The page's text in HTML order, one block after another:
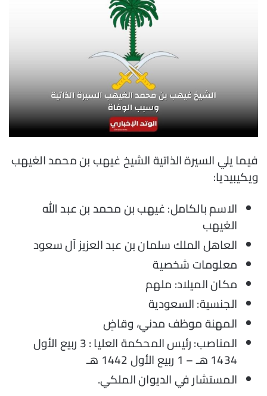
فيما يلي السيرة الذاتية الشيخ غيهب بن محمد الغيهب
ويكيبيديا:
الاسم بالكامل: غيهب بن محمد بن عبد الله
الغيهب
العاهل الملك سلمان بن عبد العزيز آل سعود
معلومات شخصية
مكان الميلاد: ملهم
الجنسية: السعودية
المهنة موظف مدني، وقاضٍ
المناصب: رئيس المحكمة العليا : 3 ربيع الأول
1434 هـ – 1 ربيع الأول 1442 هـ
المستشار في الديوان الملكي.